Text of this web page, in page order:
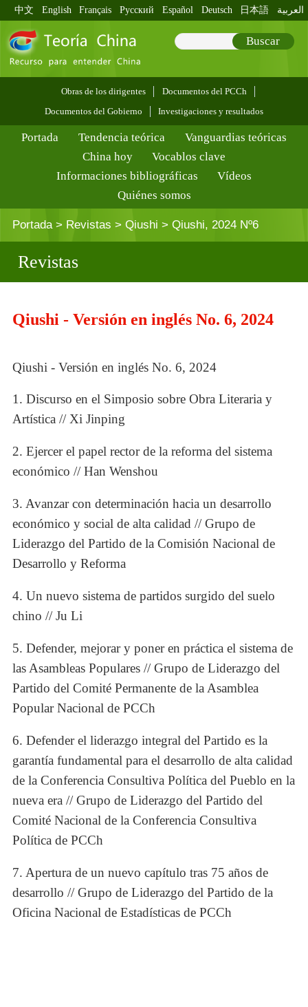
中文 English Français Pусский Español Deutsch 日本語 العربية
Buscar
Obras de los dirigentes
Documentos del PCCh
Documentos del Gobierno
Investigaciones y resultados
Portada Tendencia teórica
Vanguardias teóricas
China hoy
Vocablos clave
Informaciones bibliográficas
Vídeos
Quiénes somos
Portada> Revistas > Qiushi > Qiushi, 2024 Nº6
Revistas
Qiushi - Versión en inglés No. 6, 2024
Qiushi - Versión en inglés No. 6, 2024
1. Discurso en el Simposio sobre Obra Literaria y
Artística // Xi Jinping
2. Ejercer el papel rector de la reforma del sistema
económico // Han Wenshou
3. Avanzar con determinación hacia un desarrollo
económico y social de alta calidad // Grupo de
Liderazgo del Partido de la Comisión Nacional de
Desarrollo y Reforma
4. Un nuevo sistema de partidos surgido del suelo
chino // Ju Li
5. Defender, mejorar y poner en práctica el sistema de
las Asambleas Populares // Grupo de Liderazgo del
Partido del Comité Permanente de la Asamblea
Popular Nacional de PCCh
6. Defender el liderazgo integral del Partido es la
garantía fundamental para el desarrollo de alta calidad
de la Conferencia Consultiva Política del Pueblo en la
nueva era // Grupo de Liderazgo del Partido del
Comité Nacional de la Conferencia Consultiva
Política de PCCh
7. Apertura de un nuevo capítulo tras 75 años de
desarrollo // Grupo de Liderazgo del Partido de la
Oficina Nacional de Estadísticas de PCCh